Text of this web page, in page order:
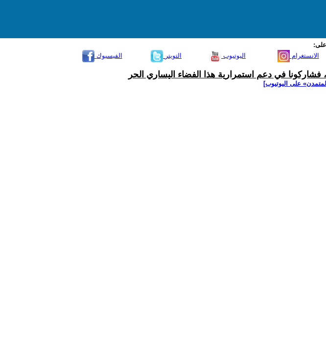
على:
الفيسبوك
التويتر اليوتيوب الانستغرام
فشاركونا في دعم استمرارية هذا الفضاء اليساري الحر
على اليوتيوب]